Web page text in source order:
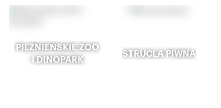
PILŹNIEŃSKIE ZOO
I DINOPARK
STRUCLA PIWNA